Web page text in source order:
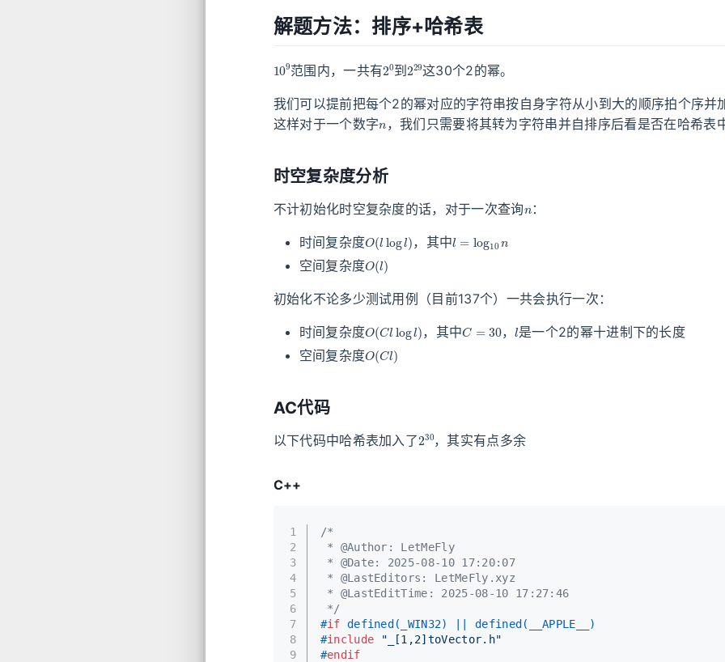
解题方法：排序+哈希表
范围内，一共有 到 这30个2的幂。
我们可以提前把每个2的幂对应的字符串按自身字符从小到大的顺序拍个序并
这样对于一个数字
n
，我们只需要将其转为字符串并自排序后看是否在哈希表
时空复杂度分析
不计初始化时空复杂度的话，对于一次查询 ：
时间复杂度 ，其中
空间复杂度
O (l )
初始化不论多少测试用例（目前137个）一共会执行一次：
时间复杂度 ，其中 ， 是一个2的幂十进制下的长度
空间复杂度
O (C l )
AC代码
以下代码中哈希表加入了 ，其实有点多余
C++
1
2
3
4
5
6
7
8
9
/*
* @Author: LetMeFly
* @Date: 2025-08-10 17:20:07
* @LastEditors: LetMeFly.xyz
* @LastEditTime: 2025-08-10 17:27:46
*/
#if defined(_WIN32) || defined(__APPLE__)
#include
"_[1,2]toVector.h"
#endif